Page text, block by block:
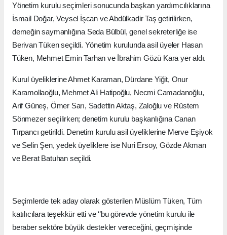
Yönetim kurulu seçimleri sonucunda başkan yardımcılıklarına
İsmail Doğar, Veysel İşcan ve Abdülkadir Taş getirilirken,
derneğin saymanlığına Seda Bülbül, genel sekreterliğe ise
Berivan Tüken seçildi. Yönetim kurulunda asil üyeler Hasan
Tüken, Mehmet Emin Tarhan ve İbrahim Gözü Kara yer aldı.
Kurul üyeliklerine Ahmet Karaman, Dürdane Yiğit, Onur
Karamollaoğlu, Mehmet Ali Hatipoğlu, Necmi Camadanoğlu,
Arif Güneş, Ömer Sarı, Sadettin Aktaş, Zaloğlu ve Rüstem
Sönmezer seçilirken; denetim kurulu başkanlığına Canan
Tırpancı getirildi. Denetim kurulu asil üyeliklerine Merve Eşiyok
ve Selin Şen, yedek üyeliklere ise Nuri Ersoy, Gözde Akman
ve Berat Batuhan seçildi.
Seçimlerde tek aday olarak gösterilen Müslüm Tüken, Tüm
katılıcılara teşekkür etti ve ‘’bu görevde yönetim kurulu ile
beraber sektöre büyük destekler vereceğini, geçmişinde